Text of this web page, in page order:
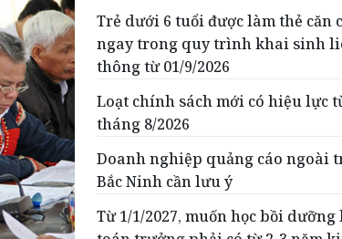
Trẻ dưới 6 tuổi được làm thẻ căn
ngay trong quy trình khai sinh
thông từ 01/9/2026
Loạt chính sách mới có hiệu lực
tháng 8/2026
Doanh nghiệp quảng cáo ngoài
Bắc Ninh cần lưu ý
Từ 1/1/2027, muốn học bồi dưỡng